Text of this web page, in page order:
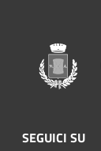
SEGUICI SU